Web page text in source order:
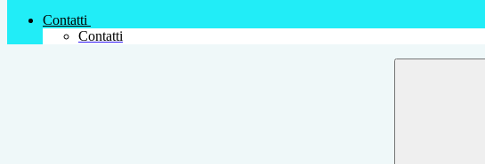
Contatti
Contatti